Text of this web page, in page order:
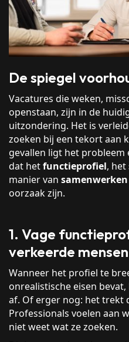
De spiegel
Vacatures die weken,
openstaan, zijn in de
uitzondering. Het is
zoeken bij een tekort aan
gevallen ligt het
dat hetfunctieprofiel, het
manier van
oorzaak zijn.
1. Vage
verkeerde
Wanneer het profiel te
onrealistische eisen
af. Of erger nog: het trekt
Professionals voelen aan
niet weet wat ze zoeken.